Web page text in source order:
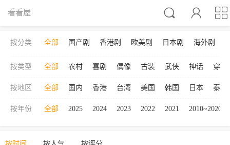



看看屋
按分类 全部 国产剧 香港剧 欧美剧 日本剧 海外剧
按类型 全部 农村 喜剧 偶像 古装 武侠 神话 穿越
按地区 全部 国内 香港 台湾 美国 韩国 日本 泰国
按年份 全部 2025 2024 2023 2022 2021 2010~2020